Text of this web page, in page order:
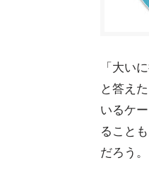
「大い
と答え
いるケ
ること
だろう。